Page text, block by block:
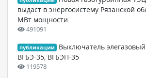
выдаст в энергосистему Рязанской
МВт мощности
491091
публикации
Выключатель
ВГБЭ-35, ВГБЭП-35
119578